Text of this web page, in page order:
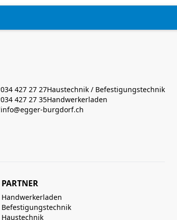
034 427 27 27Haustechnik / Befestigungstechnik
034 427 27 35Handwerkerladen
info@egger-burgdorf.ch
PARTNER
Handwerkerladen
Befestigungstechnik
Haustechnik